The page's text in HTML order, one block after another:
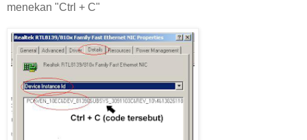
menekan "Ctrl + C"